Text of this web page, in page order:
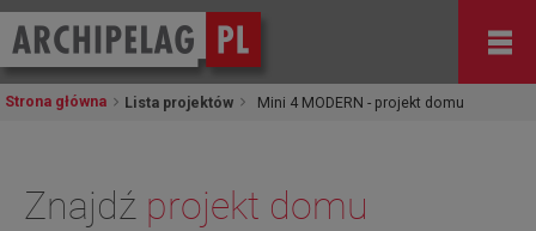
Strona główna Lista projektów Mini 4 MODERN - projekt domu
Znajdź projekt domu